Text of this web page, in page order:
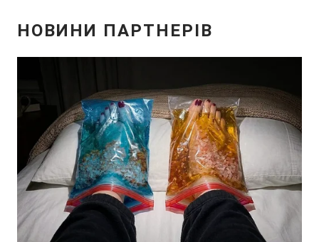
Архів Вакансії
ПОСЛУГИ
Реклама на сайті Фотобанк
Моніторинг Пресцентр